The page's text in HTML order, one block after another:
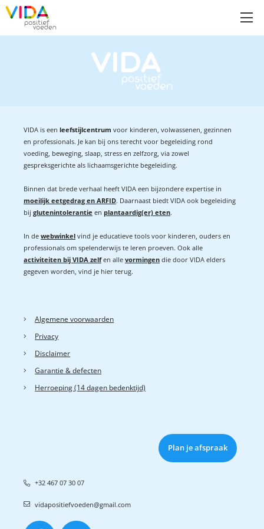
VIDA is een leefstijlcentrum voor kinderen, volwassenen, gezinnen
en professionals. Je kan bij ons terecht voor begeleiding rond
voeding, beweging, slaap, stress en zelfzorg, via zowel
gespreksgerichte als lichaamsgerichte begeleiding.
Binnen dat brede verhaal heeft VIDA een bijzondere expertise in
moeilijk eetgedrag en ARFID. Daarnaast biedt VIDA ook begeleiding
bij glutenintolerantie en plantaardig(er) eten.
In de webwinkel vind je educatieve tools voor kinderen, ouders en
professionals om spelenderwijs te leren proeven. Ook alle
activiteiten bij VIDA zelf en alle vormingen die door VIDA elders
gegeven worden, vind je hier terug.
Algemene voorwaarden
Privacy
Disclaimer
Garantie & defecten
Herroeping (14 dagen bedenktijd)
Plan je afspraak
+32 467 07 30 07
vidapositiefvoeden@gmail.com